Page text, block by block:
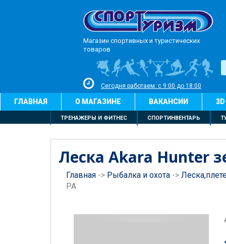
Магазин спортивных и туристических
товаров
Сегодня работаем: с 9:00 до 18:00
ГЛАВНАЯ О МАГАЗИНЕ ВАКАНСИИ
ТРЕНАЖЕРЫ И ФИТНЕС СПОРТИНВЕНТАРЬ
Леска Akara Hunter
Главная -> Рыбалка и охота ->
РА